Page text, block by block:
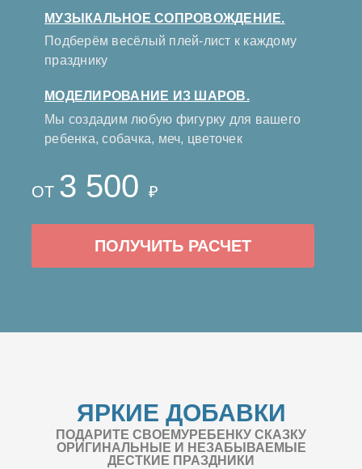
МУЗЫКАЛЬНОЕ СОПРОВОЖДЕНИЕ.
Подберём весёлый плей-лист к каждому
празднику
МОДЕЛИРОВАНИЕ ИЗ ШАРОВ.
Мы создадим любую фигурку для вашего
ребенка, собачка, меч, цветочек
ОТ 3 500 ₽
ПОЛУЧИТЬ РАСЧЕТ
ЯРКИЕ ДОБАВКИ
ПОДАРИТЕ СВОЕМУРЕБЕНКУ СКАЗКУ
ОРИГИНАЛЬНЫЕ И НЕЗАБЫВАЕМЫЕ
ДЕСТКИЕ ПРАЗДНИКИ